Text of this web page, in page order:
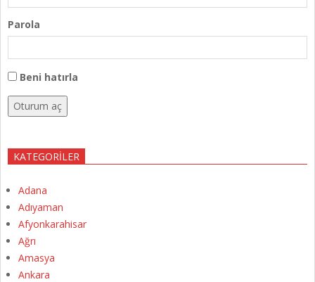
Parola
Beni hatırla
Oturum aç
KATEGORILER
Adana
Adıyaman
Afyonkarahisar
Ağrı
Amasya
Ankara